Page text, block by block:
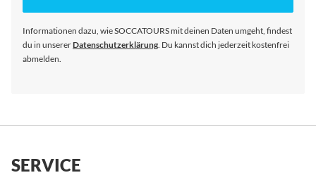
Informationen dazu, wie SOCCATOURS mit deinen Daten umgeht, findest
du in unsererDatenschutzerklärung . Du kannst dich jederzeit kostenfrei
abmelden.
SERVICE